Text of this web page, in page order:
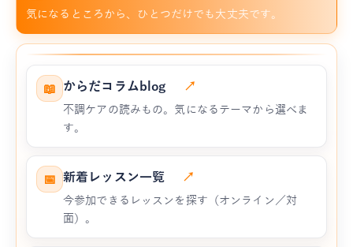
気になるところから、ひとつだけでも大丈夫です。
📖 からだコラムblog ↗
不調ケアの読みもの。気になるテーマから選べま
す。
📅 新着レッスン一覧 ↗
今参加できるレッスンを探す（オンライン／対
面）。